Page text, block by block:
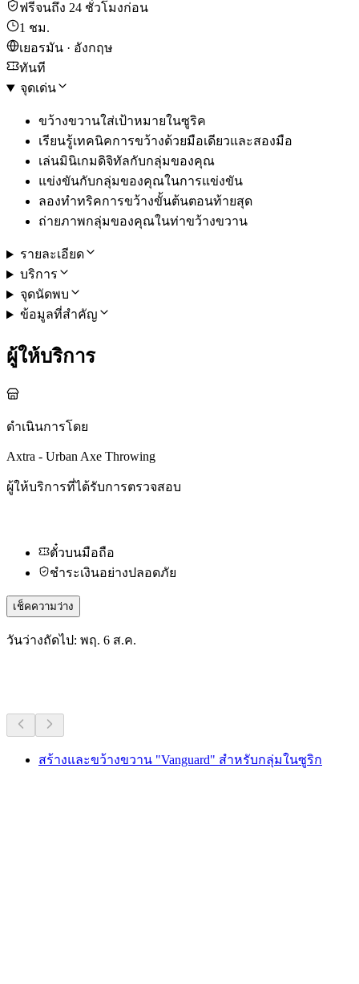
ฟรีจนถึง 24 ชั่วโมงก่อน
1 ชม.
เยอรมัน · อังกฤษ
ทันที
จุดเด่น
ขว้างขวานใส่เป้าหมายในซูริค
เรียนรู้เทคนิคการขว้างด้วยมือเดียวและสองมือ
เล่นมินิเกมดิจิทัลกับกลุ่มของคุณ
แข่งขันกับกลุ่มของคุณในการแข่งขัน
ลองทำทริคการขว้างขั้นต้นตอนท้ายสุด
ถ่ายภาพกลุ่มของคุณในท่าขว้างขวาน
รายละเอียด
บริการ
จุดนัดพบ
ข้อมูลที่สำคัญ
ผู้ให้บริการ
ดำเนินการโดย
Axtra - Urban Axe Throwing
ผู้ให้บริการที่ได้รับการตรวจสอบ
ตั๋วบนมือถือ
ชำระเงินอย่างปลอดภัย
เช็คความว่าง
วันว่างถัดไป: พฤ. 6 ส.ค.
สร้างและขว้างขวาน "Vanguard" สำหรับกลุ่มในซูริก